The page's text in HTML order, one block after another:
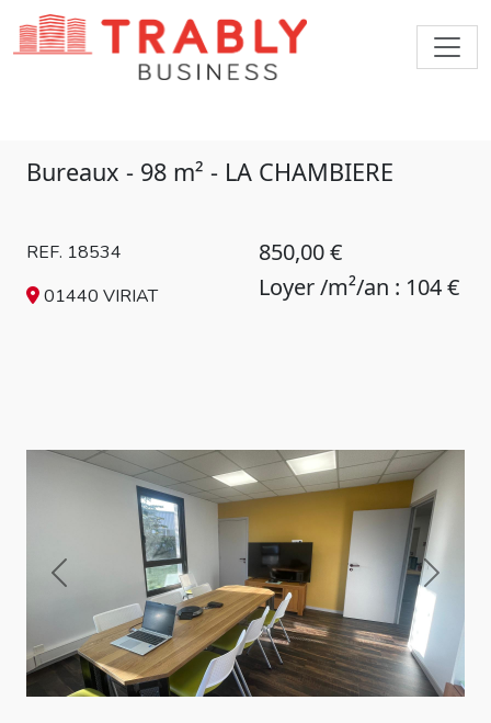
Bureaux - 98 m² - LA CHAMBIERE
REF. 18534
01440 VIRIAT
850,00 €
Loyer /m²/an : 104 €
Previous Next